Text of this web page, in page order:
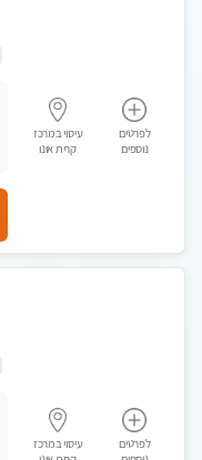
לפרטים
נוספים
עיסוי במרכז
קרית אונו
לפרטים
עיסוי במרכז